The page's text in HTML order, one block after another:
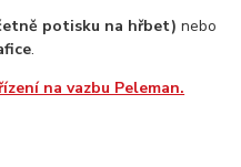
potisku na hřbet) nebo
.
na vazbu Peleman.